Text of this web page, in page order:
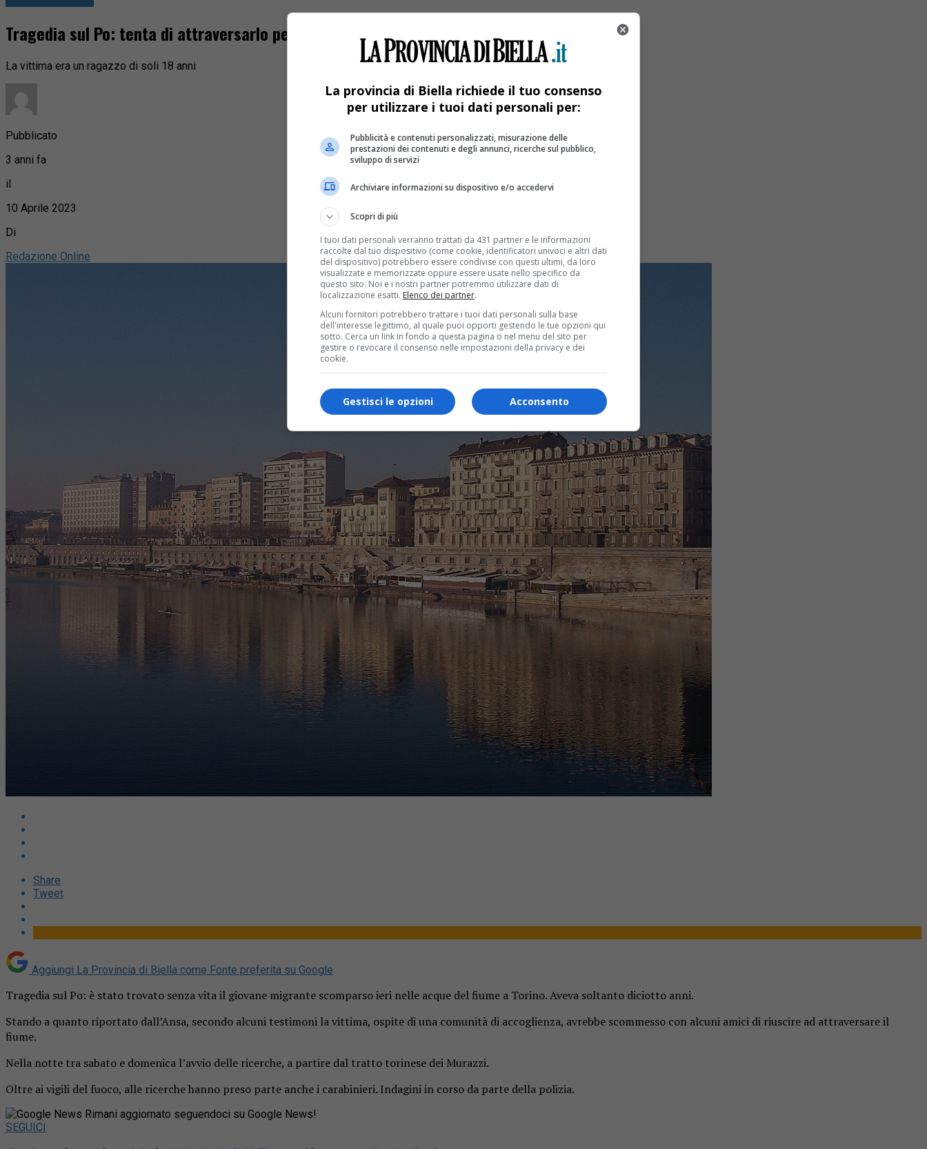
Tragedia sul Po: tenta di attraversarlo per scommessa, muore annegato
La vittima era un ragazzo di soli 18 anni
Pubblicato
3 anni fa
il
10 Aprile 2023
Di
Redazione Online
Share
Tweet
Aggiungi La Provincia di Biella come Fonte preferita su Google
Tragedia sul Po: è stato trovato senza vita il giovane migrante scomparso ieri nelle acque del fiume a Torino. Aveva soltanto diciotto anni.
Stando a quanto riportato dall’Ansa, secondo alcuni testimoni la vittima, ospite di una comunità di accoglienza, avrebbe scommesso con alcuni amici di riuscire ad attraversare il
fiume.
Nella notte tra sabato e domenica l’avvio delle ricerche, a partire dal tratto torinese dei Murazzi.
Oltre ai vigili del fuoco, alle ricerche hanno preso parte anche i carabinieri. Indagini in corso da parte della polizia.
Rimani aggiornato seguendoci su Google News!
SEGUICI
La provincia di Biella richiede il tuo consenso
per utilizzare i tuoi dati personali per:
Pubblicità e contenuti personalizzati, misurazione delle
prestazioni dei contenuti e degli annunci, ricerche sul pubblico,
sviluppo di servizi
Archiviare informazioni su dispositivo e/o accedervi
Scopri di più
I tuoi dati personali verranno trattati da 431 partner e le informazioni
raccolte dal tuo dispositivo (come cookie, identificatori univoci e altri dati
del dispositivo) potrebbero essere condivise con questi ultimi, da loro
visualizzate e memorizzate oppure essere usate nello specifico da
questo sito. Noi e i nostri partner potremmo utilizzare dati di
localizzazione esatti. Elenco dei partner.
Alcuni fornitori potrebbero trattare i tuoi dati personali sulla base
dell'interesse legittimo, al quale puoi opporti gestendo le tue opzioni qui
sotto. Cerca un link in fondo a questa pagina o nel menu del sito per
gestire o revocare il consenso nelle impostazioni della privacy e dei
cookie.
Acconsento
Gestisci le opzioni